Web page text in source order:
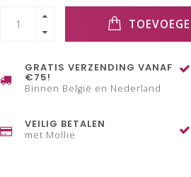
GRATIS VERZENDING VANAF
€75!
Binnen België en Nederland
VEILIG BETALEN
met Mollie